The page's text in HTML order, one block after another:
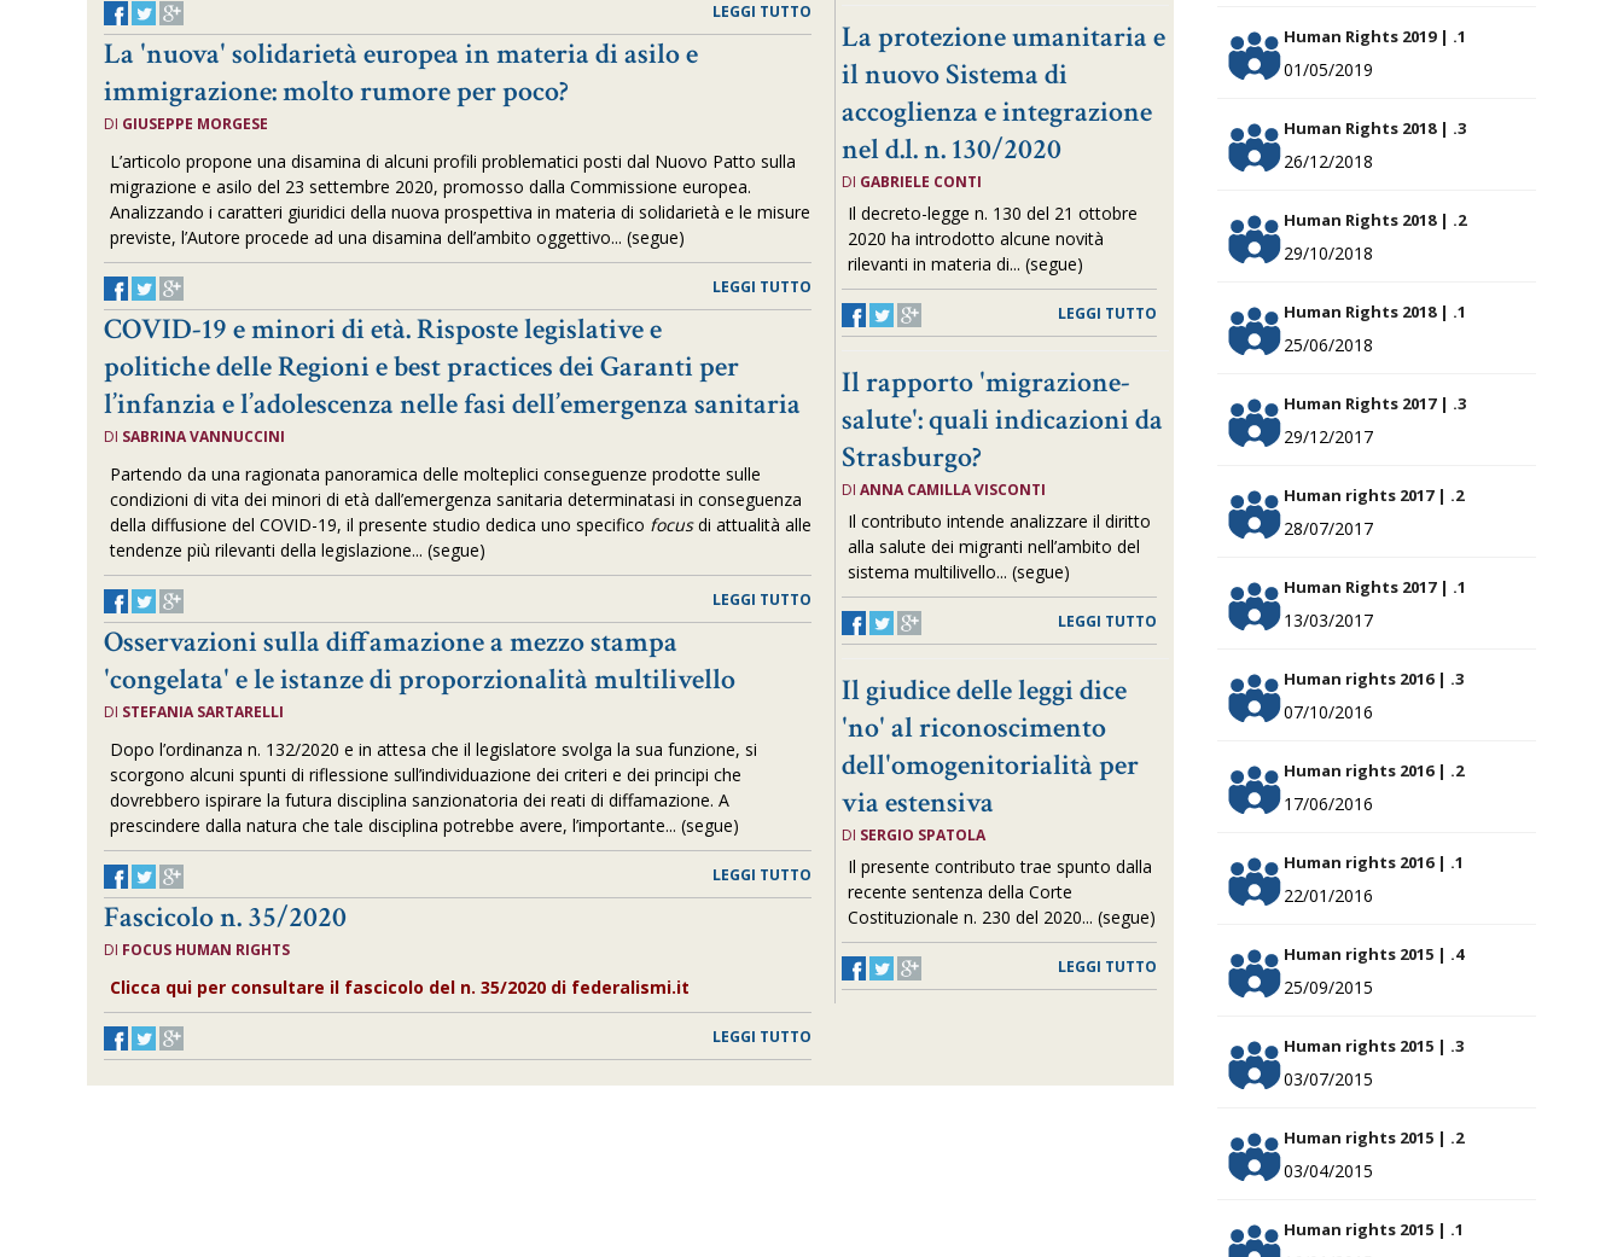
LEGGI TUTTO
La 'nuova' solidarietà europea in materia di asilo e
immigrazione: molto rumore per poco?
DI GIUSEPPE MORGESE
L’articolo propone una disamina di alcuni profili problematici posti dal Nuovo Patto sulla
migrazione e asilo del 23 settembre 2020, promosso dalla Commissione europea.
Analizzando i caratteri giuridici della nuova prospettiva in materia di solidarietà e le misure
previste, l’Autore procede ad una disamina dell’ambito oggettivo... (segue)
LEGGI TUTTO
COVID-19 e minori di età. Risposte legislative e
politiche delle Regioni e best practices dei Garanti per
l’infanzia e l’adolescenza nelle fasi dell’emergenza sanitaria
DI SABRINA VANNUCCINI
Partendo da una ragionata panoramica delle molteplici conseguenze prodotte sulle
condizioni di vita dei minori di età dall’emergenza sanitaria determinatasi in conseguenza
della diffusione del COVID-19, il presente studio dedica uno specifico focusdi attualità alle
tendenze più rilevanti della legislazione... (segue)
LEGGI TUTTO
Osservazioni sulla diffamazione a mezzo stampa
'congelata' e le istanze di proporzionalità multilivello
DI STEFANIA SARTARELLI
Dopo l’ordinanza n. 132/2020 e in attesa che il legislatore svolga la sua funzione, si
scorgono alcuni spunti di riflessione sull’individuazione dei criteri e dei principi che
dovrebbero ispirare la futura disciplina sanzionatoria dei reati di diffamazione. A
prescindere dalla natura che tale disciplina potrebbe avere, l’importante... (segue)
LEGGI TUTTO
Fascicolo n. 35/2020
DI FOCUS HUMAN RIGHTS
Clicca qui per consultare il fascicolo del n. 35/2020 di federalismi.it
LEGGI TUTTO
La protezione umanitaria e
il nuovo Sistema di
accoglienza e integrazione
nel d.l. n. 130/2020
DI GABRIELE CONTI
Il decreto-legge n. 130 del 21 ottobre
2020 ha introdotto alcune novità
rilevanti in materia di... (segue)
LEGGI TUTTO
Il rapporto 'migrazione-
salute': quali indicazioni da
Strasburgo?
DI ANNA CAMILLA VISCONTI
Il contributo intende analizzare il diritto
alla salute dei migranti nell’ambito del
sistema multilivello... (segue)
LEGGI TUTTO
Il giudice delle leggi dice
'no' al riconoscimento
dell'omogenitorialità per
via estensiva
DI SERGIO SPATOLA
Il presente contributo trae spunto dalla
recente sentenza della Corte
Costituzionale n. 230 del 2020... (segue)
LEGGI TUTTO
Human Rights 2019 | .1
01/05/2019
Human Rights 2018 | .3
26/12/2018
Human Rights 2018 | .2
29/10/2018
Human Rights 2018 | .1
25/06/2018
Human Rights 2017 | .3
29/12/2017
Human rights 2017 | .2
28/07/2017
Human Rights 2017 | .1
13/03/2017
Human rights 2016 | .3
07/10/2016
Human rights 2016 | .2
17/06/2016
Human rights 2016 | .1
22/01/2016
Human rights 2015 | .4
25/09/2015
Human rights 2015 | .3
03/07/2015
Human rights 2015 | .2
03/04/2015
Human rights 2015 | .1